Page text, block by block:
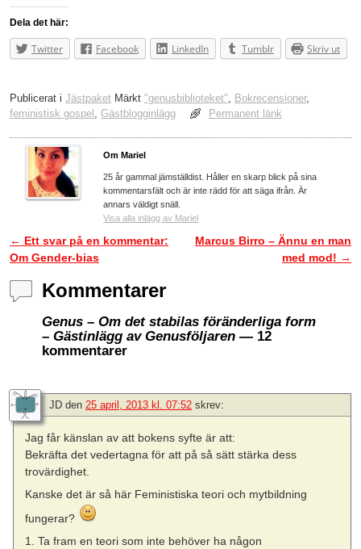
Dela det här:
Twitter Facebook LinkedIn Tumblr Skriv ut
Publicerat i Jästpaket Märkt "genusbiblioteket" Bokrecensioner,
feministisk gospel
Gästblogginlägg Permanent länk
Om Mariel
25 år gammal jämställdist. Håller en skarp blick på sina
kommentarsfält och är inte rädd för att säga ifrån. Är
annars väldigt snäll.
Visa alla inlägg av Mariel
Inläggsnavigering
← Ett svar på en kommentar:
Om Gender-bias
Marcus Birro – Ännu en man
med mod! →
Kommentarer
Genus – Om det stabilas föränderliga form
– Gästinlägg av Genusföljaren — 12
kommentarer
JD den 25 april, 2013 kl. 07:52 skrev:
Jag får känslan av att bokens syfte är att:
Bekräfta det vedertagna för att på så sätt stärka dess
trovärdighet.
Kanske det är så här Feministiska teori och mytbildning
fungerar?
1. Ta fram en teori som inte behöver ha någon